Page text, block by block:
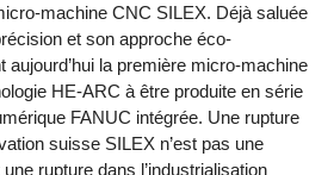
machine CNC SILEX. Déjà saluée
et son approche éco-
aujourd’hui la première micro-machine
HE-ARC à être produite en série
FANUC intégrée. Une rupture
suisse SILEX n’est pas une
rupture dans l’industrialisation